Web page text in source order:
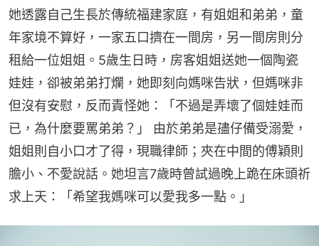
她透露自己生長於傳統福建家庭，有姐姐和弟弟，童
年家境不算好，一家五口擠在一間房，另一間房則分
租給一位姐姐。5歲生日時，房客姐姐送她一個陶瓷
娃娃，卻被弟弟打爛，她即刻向媽咪告狀，但媽咪非
但沒有安慰，反而責怪她：「不過是弄壞了個娃娃而
已，為什麼要罵弟弟？」 由於弟弟是孻仔備受溺愛，
姐姐則自小口才了得，現職律師；夾在中間的傅穎則
膽小、不愛說話。她坦言7歲時曾試過晚上跪在床頭祈
求上天：「希望我媽咪可以愛我多一點。」